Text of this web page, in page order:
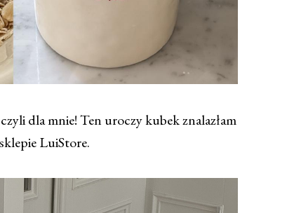
dla mnie! Ten uroczy kubek znalazłam
LuiStore.